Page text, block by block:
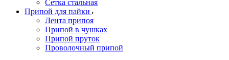
Сетка стальная
Припой для пайки
Лента припоя
Припой в чушках
Припой пруток
Проволочный припой